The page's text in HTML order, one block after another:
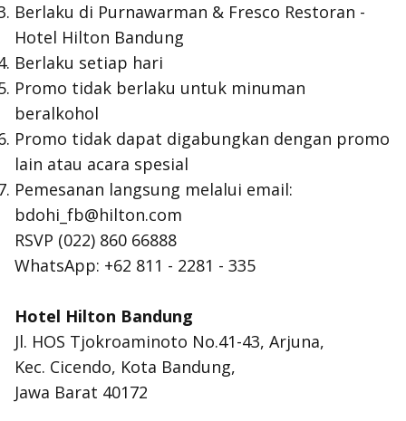
Berlaku di Purnawarman & Fresco Restoran -
Hotel Hilton Bandung
Berlaku setiap hari
Promo tidak berlaku untuk minuman
beralkohol
Promo tidak dapat digabungkan dengan promo
lain atau acara spesial
Pemesanan langsung melalui email:
bdohi_fb@hilton.com
RSVP (022) 860 66888
WhatsApp: +62 811 - 2281 - 335
Hotel Hilton Bandung
Jl. HOS Tjokroaminoto No.41-43, Arjuna,
Kec. Cicendo, Kota Bandung,
Jawa Barat 40172